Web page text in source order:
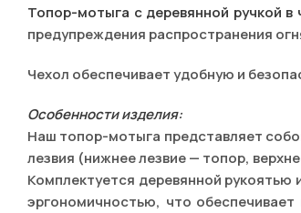
Топор-мотыга с деревянной ручкой в
предупреждения распространения
Чехол обеспечивает удобную и
Особенности изделия:
Наш топор-мотыга представляет
лезвия (нижнее лезвие — топор,
Комплектуется деревянной
эргономичностью, что